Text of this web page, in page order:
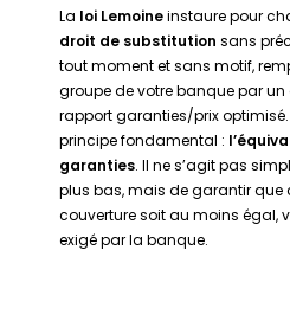
La loi Lemoineinstaure pour
droit de substitution sans
tout moment et sans motif,
groupe de votre banque par
rapport garanties/prix optimisé.
principe fondamental :
garanties. Il ne s’agit pas
plus bas, mais de garantir que
couverture soit au moins égal,
exigé par la banque.